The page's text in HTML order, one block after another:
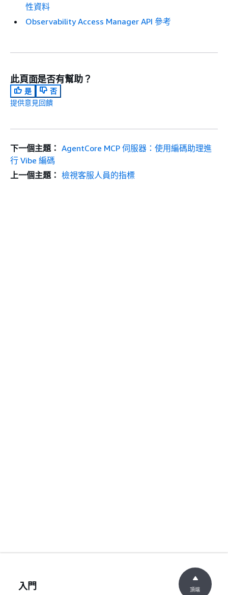
性資料
Observability Access Manager API 參考
此頁面是否有幫助？
是
否
提供意見回饋
下一個主題： AgentCore MCP 伺服器：使用編碼助理進
行 Vibe 編碼
上一個主題： 檢視客服人員的指標
入門 頂端